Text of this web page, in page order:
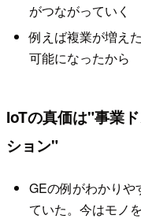
がつながっていく
例えば複業が増え
可能になったから
IoTの真価は"事業
ション"
GEの例がわかりや
ていた。今はモノ